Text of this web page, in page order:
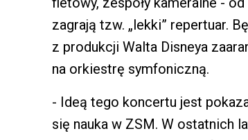
zagrają tzw. „lekki” repertuar.
z produkcji Walta Disneya
na orkiestrę symfoniczną.
- Ideą tego koncertu jest
się nauka w ZSM. W ostatnich